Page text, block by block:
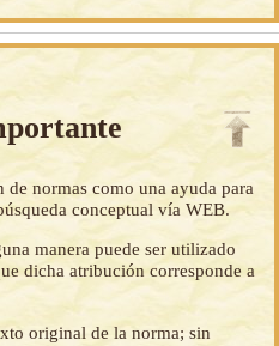
normas como una ayuda para
conceptual vía WEB.
manera puede ser utilizado
dicha atribución corresponde a
original de la norma; sin